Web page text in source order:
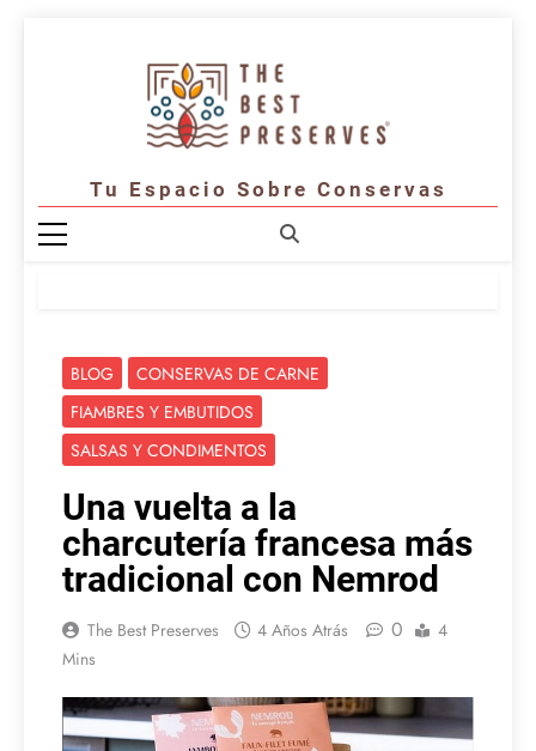
Tu Espacio Sobre Conservas
BLOG
CONSERVAS DE CARNE
FIAMBRES Y EMBUTIDOS
SALSAS Y CONDIMENTOS
Una vuelta a la
charcutería francesa más
tradicional con Nemrod
The Best Preserves 4 Años Atrás 0
4
Mins